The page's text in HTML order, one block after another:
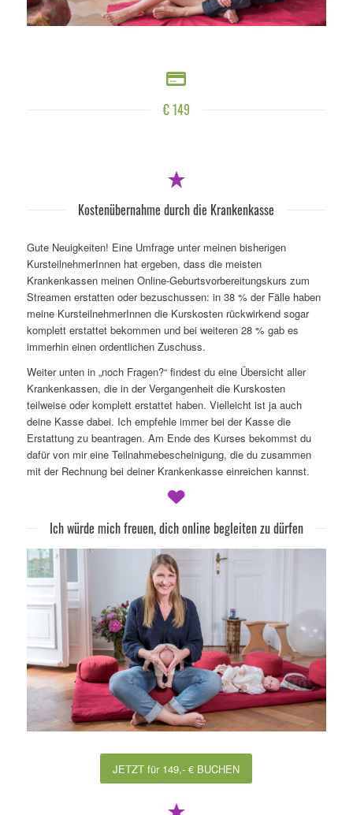
€ 149
Kostenübernahme durch die Krankenkasse
Gute Neuigkeiten! Eine Umfrage unter meinen bisherigen
KursteilnehmerInnen hat ergeben, dass die meisten
Krankenkassen meinen Online-Geburtsvorbereitungskurs zum
Streamen erstatten oder bezuschussen: in 38 % der Fälle haben
meine KursteilnehmerInnen die Kurskosten rückwirkend sogar
komplett erstattet bekommen und bei weiteren 28 % gab es
immerhin einen ordentlichen Zuschuss.
Weiter unten in „noch Fragen?“ findest du eine Übersicht aller
Krankenkassen, die in der Vergangenheit die Kurskosten
teilweise oder komplett erstattet haben. Vielleicht ist ja auch
deine Kasse dabei. Ich empfehle immer bei der Kasse die
Erstattung zu beantragen. Am Ende des Kurses bekommst du
dafür von mir eine Teilnahmebescheinigung, die du zusammen
mit der Rechnung bei deiner Krankenkasse einreichen kannst.
Ich würde mich freuen, dich online begleiten zu dürfen
JETZT für 149,- € BUCHEN